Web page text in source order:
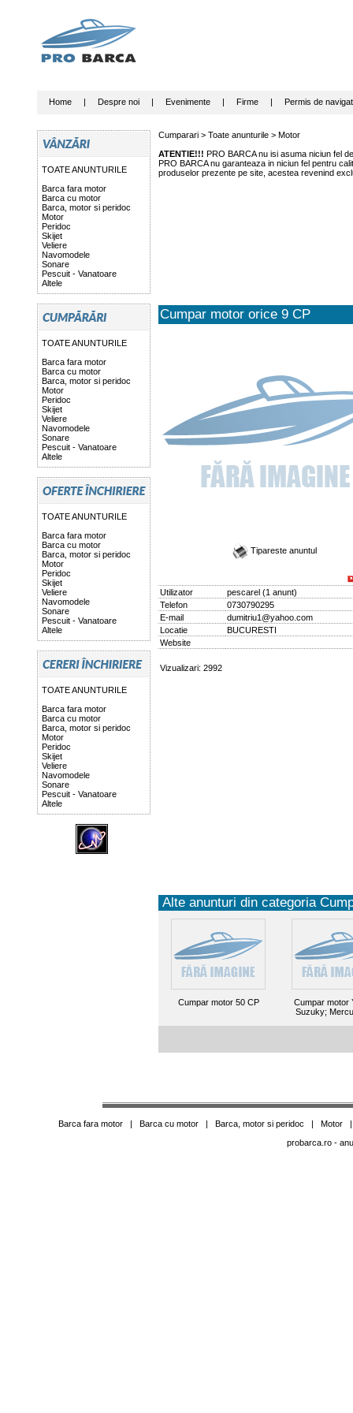
Home| Despre noi| Evenimente| Firme| Permis de
TOATE ANUNTURILE
Barca fara motor
Barca cu motor
Barca, motor si peridoc
Motor
Peridoc
Skijet
Veliere
Navomodele
Sonare
Pescuit - Vanatoare
Altele
TOATE ANUNTURILE
Barca fara motor
Barca cu motor
Barca, motor si peridoc
Motor
Peridoc
Skijet
Veliere
Navomodele
Sonare
Pescuit - Vanatoare
Altele
TOATE ANUNTURILE
Barca fara motor
Barca cu motor
Barca, motor si peridoc
Motor
Peridoc
Skijet
Veliere
Navomodele
Sonare
Pescuit - Vanatoare
Altele
TOATE ANUNTURILE
Barca fara motor
Barca cu motor
Barca, motor si peridoc
Motor
Peridoc
Skijet
Veliere
Navomodele
Sonare
Pescuit - Vanatoare
Altele
Cumparari > Toate anunturile> Motor
ATENTIE!!! PRO BARCA nu isi asuma niciun fel
PRO BARCA nu garanteaza in niciun fel pentru
produselor prezente pe site, acestea revenind
Cumpar motor orice 9 CP
Tipareste anuntul
Utilizator pescarel(1 anunt)
Telefon
0730790295
E-mail
dumitriu1@yahoo.com
Locatie
BUCURESTI
Website
Vizualizari: 2992
Alte anunturi din categoria
Cumpar motor 50 CP
Cumpar motor
Suzuky;
Barca fara motor| Barca cu motor| Barca, motor si peridoc | Motor
probarca.ro-